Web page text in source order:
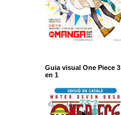
Guia visual One Piece 3
en 1